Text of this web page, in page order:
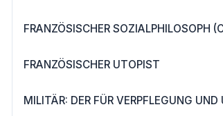
FRANZÖSISCHER SOZIALPHILOSOPH
FRANZÖSISCHER UTOPIST
MILITÄR: DER FÜR VERPFLEGUNG